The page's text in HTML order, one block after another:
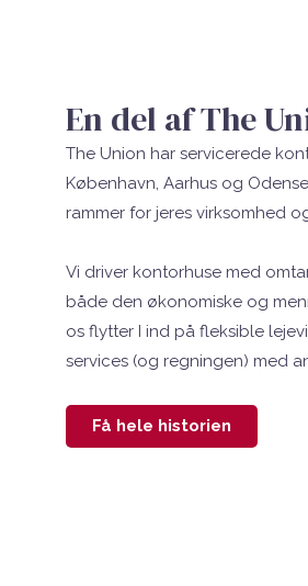
En del af The
The Union har servicerede
København, Aarhus og
rammer for jeres virksomhed
Vi driver kontorhuse med
både den økonomiske og
os flytter I ind på fleksible
services (og regningen) med
Få hele historien